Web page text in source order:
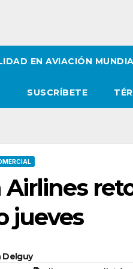
EN AVIACIÓN
SUSCRÍBETE
jueves
Delguy